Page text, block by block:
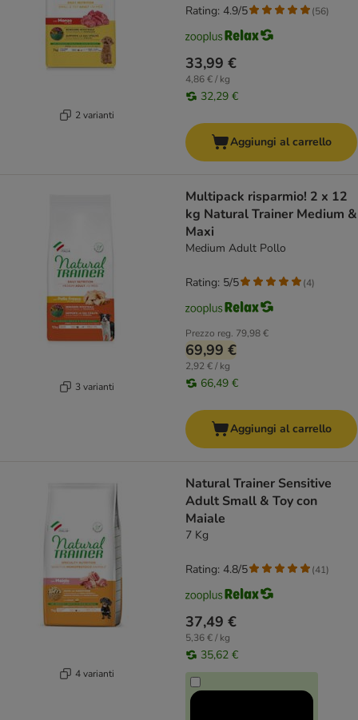
2 varianti
33,99 €
4,86 € / kg
32,29 €
Rating: 4.9/5 (56)
Aggiungi al carrello
3 varianti
Multipack risparmio! 2 x 12
kg Natural Trainer Medium &
Maxi
Medium Adult Pollo
Prezzo reg. 79,98 €
69,99 €
2,92 € / kg
66,49 €
Rating: 5/5 (4)
Aggiungi al carrello
4 varianti
Natural Trainer Sensitive
Adult Small & Toy con
Maiale
7 Kg
37,49 €
5,36 € / kg
35,62 €
Rating: 4.8/5 (41)